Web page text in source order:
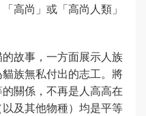
高尚」或「高尚人類」
的故事，一方面展示人族
族無私付出的志工。將
關係，不再是人高高在
及其他物種）均是平等